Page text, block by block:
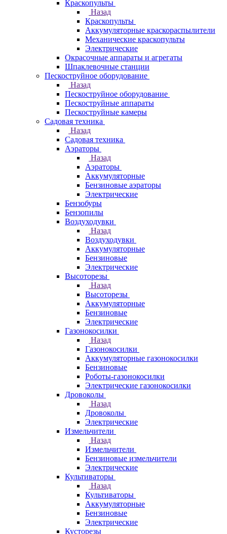
Краскопульты
Назад
Краскопульты
Аккумуляторные краскораспылители
Механические краскопульты
Электрические
Окрасочные аппараты и агрегаты
Шпаклевочные станции
Пескоструйное оборудование
Назад
Пескоструйное оборудование
Пескоструйные аппараты
Пескоструйные камеры
Садовая техника
Назад
Садовая техника
Аэраторы
Назад
Аэраторы
Аккумуляторные
Бензиновые аэраторы
Электрические
Бензобуры
Бензопилы
Воздуходувки
Назад
Воздуходувки
Аккумуляторные
Бензиновые
Электрические
Высоторезы
Назад
Высоторезы
Аккумуляторные
Бензиновые
Электрические
Газонокосилки
Назад
Газонокосилки
Аккумуляторные газонокосилки
Бензиновые
Роботы-газонокосилки
Электрические газонокосилки
Дровоколы
Назад
Дровоколы
Электрические
Измельчители
Назад
Измельчители
Бензиновые измельчители
Электрические
Культиваторы
Назад
Культиваторы
Аккумуляторные
Бензиновые
Электрические
Кусторезы